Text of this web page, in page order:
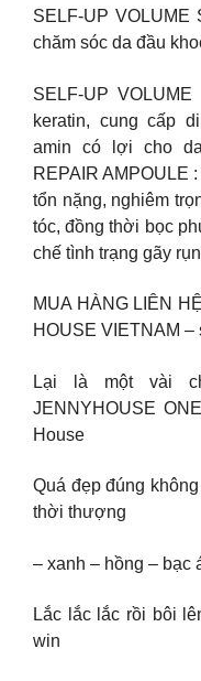
SELF-UP VOLUME
chăm sóc da đầu
SELF-UP
keratin, cung cấp
amin có lợi cho da
REPAIR AMPOULE
tổn nặng, nghiêm
tóc, đồng thời bọc
chế tình trạng gãy
MUA HÀNG LIÊN
HOUSE VIETNAM –
Lại là một vài
JENNYHOUSE
House
Quá đẹp đúng
thời thượng
– xanh – hồng – bạc
Lắc lắc lắc rồi bôi
win